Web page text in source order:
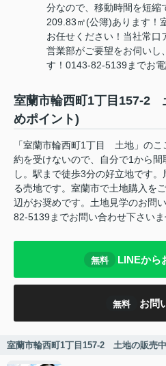
分なので、移動時間を短縮
209.83㎡(公簿)あります！
お任せください！当社常
営業部がご要望をお伺いし
す！0143-82-5139までお
室蘭市輪西町1丁目157-2
めポイント)
「室蘭市輪西町1丁目 土地」のこ
約を受けないので、自分で1から
し。駅まで徒歩3分の好立地です
る売地です。室蘭市で土地購入を
辺がお奨めです。土地見学のお問
82-5139までお問い合わせ下さいま
無料 LINEから
無料 お問
室蘭市輪西町1丁目157-2 土地の販売